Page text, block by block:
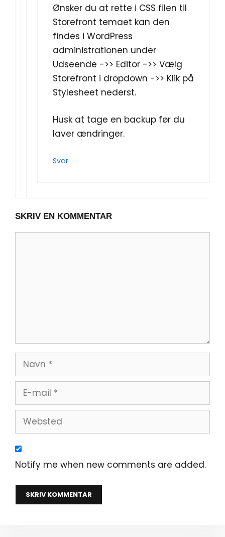
Ønsker du at rette i CSS filen til
Storefront temaet kan den
findes i WordPress
administrationen under
Udseende ->> Editor ->> Vælg
Storefront i dropdown ->> Klik på
Stylesheet nederst.
Husk at tage en backup før du
laver ændringer.
Svar
SKRIV EN KOMMENTAR
Navn
mail
Websted
Notify me when new comments are added.